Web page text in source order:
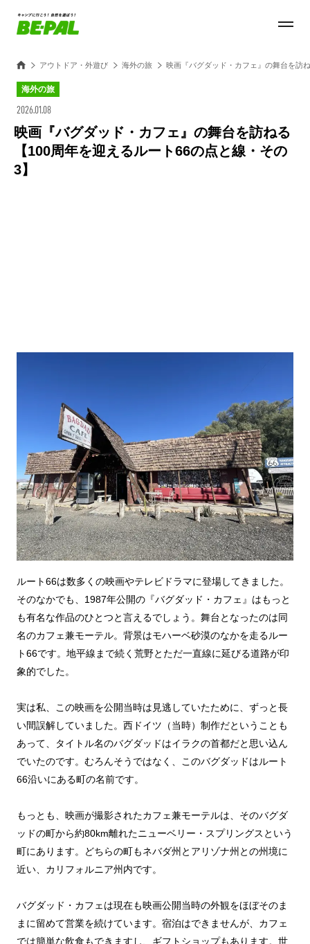
アウトドア・外遊び 海外の旅 映画『バグダッド・カフェ』の舞台を訪
海外の旅
2026.01.08
映画『バグダッド・カフェ』の舞台を訪ねる
【100周年を迎えるルート66の点と線・その
3】
ルート66は数多くの映画やテレビドラマに登場してきました。
そのなかでも、1987年公開の『バグダッド・カフェ』はもっと
も有名な作品のひとつと言えるでしょう。舞台となったのは同
名のカフェ兼モーテル。背景はモハーベ砂漠のなかを走るルー
ト66です。地平線まで続く荒野とただ一直線に延びる道路が印
象的でした。
実は私、この映画を公開当時は見逃していたために、ずっと長
い間誤解していました。西ドイツ（当時）制作だということも
あって、タイトル名のバグダッドはイラクの首都だと思い込ん
でいたのです。むろんそうではなく、このバグダッドはルート
66沿いにある町の名前です。
もっとも、映画が撮影されたカフェ兼モーテルは、そのバグダ
ッドの町から約80km離れたニューベリー・スプリングスという
町にあります。どちらの町もネバダ州とアリゾナ州との州境に
近い、カリフォルニア州内です。
バグダッド・カフェは現在も映画公開当時の外観をほぼそのま
まに留めて営業を続けています。宿泊はできませんが、カフェ
では簡単な飲食もできますし、ギフトショップもあります。世